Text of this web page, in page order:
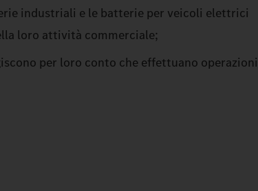
industriali e le batterie per veicoli elettrici
loro attività commerciale;
per loro conto che effettuano operazioni